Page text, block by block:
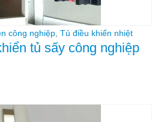
công nghiệp, Tủ điều khiển nhiệt
tủ sấy công nghiệp